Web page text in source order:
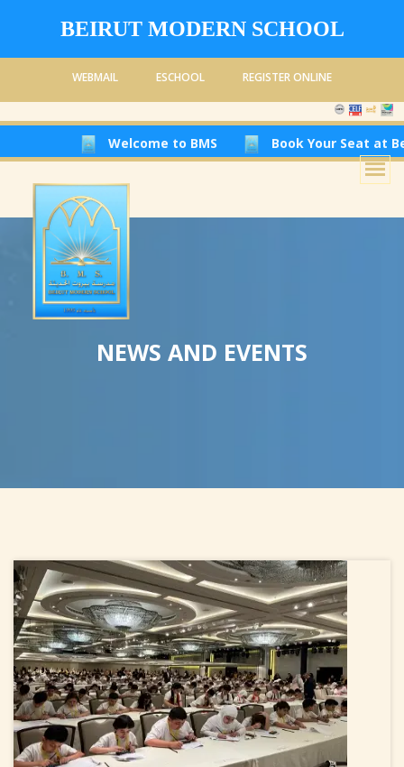
BEIRUT MODERN SCHOOL
WEBMAIL ESCHOOL REGISTER ONLINE
Welcome to BMS Book Your Seat at Beirut
NEWS AND EVENTS